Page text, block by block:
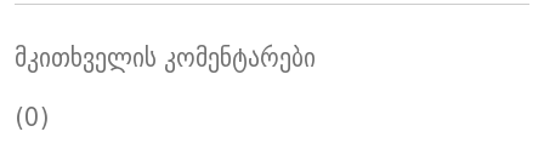
მკითხველის კომენტარები
(0)